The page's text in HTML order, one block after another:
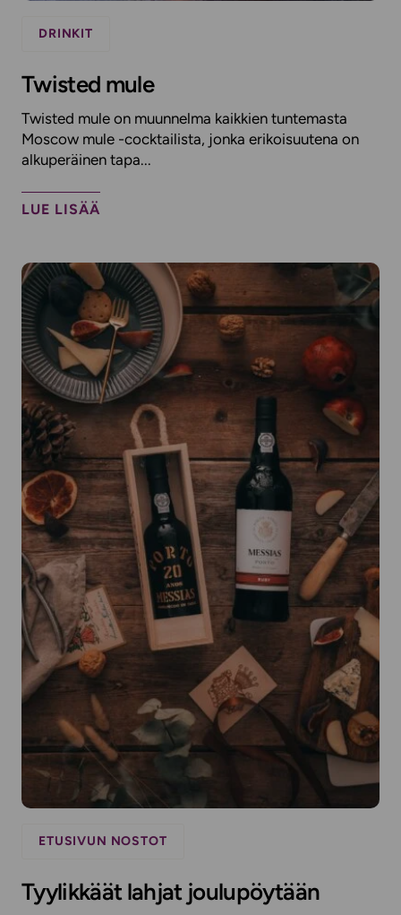
DRINKIT
Twisted mule
Twisted mule on muunnelma kaikkien tuntemasta
Moscow mule -cocktailista, jonka erikoisuutena on
alkuperäinen tapa...
LUE LISÄÄ
ETUSIVUN NOSTOT
Tyylikkäät lahjat joulupöytään